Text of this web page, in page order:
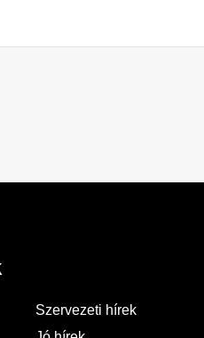
Szervezeti hírek